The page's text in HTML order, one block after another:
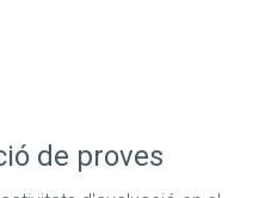
de proves